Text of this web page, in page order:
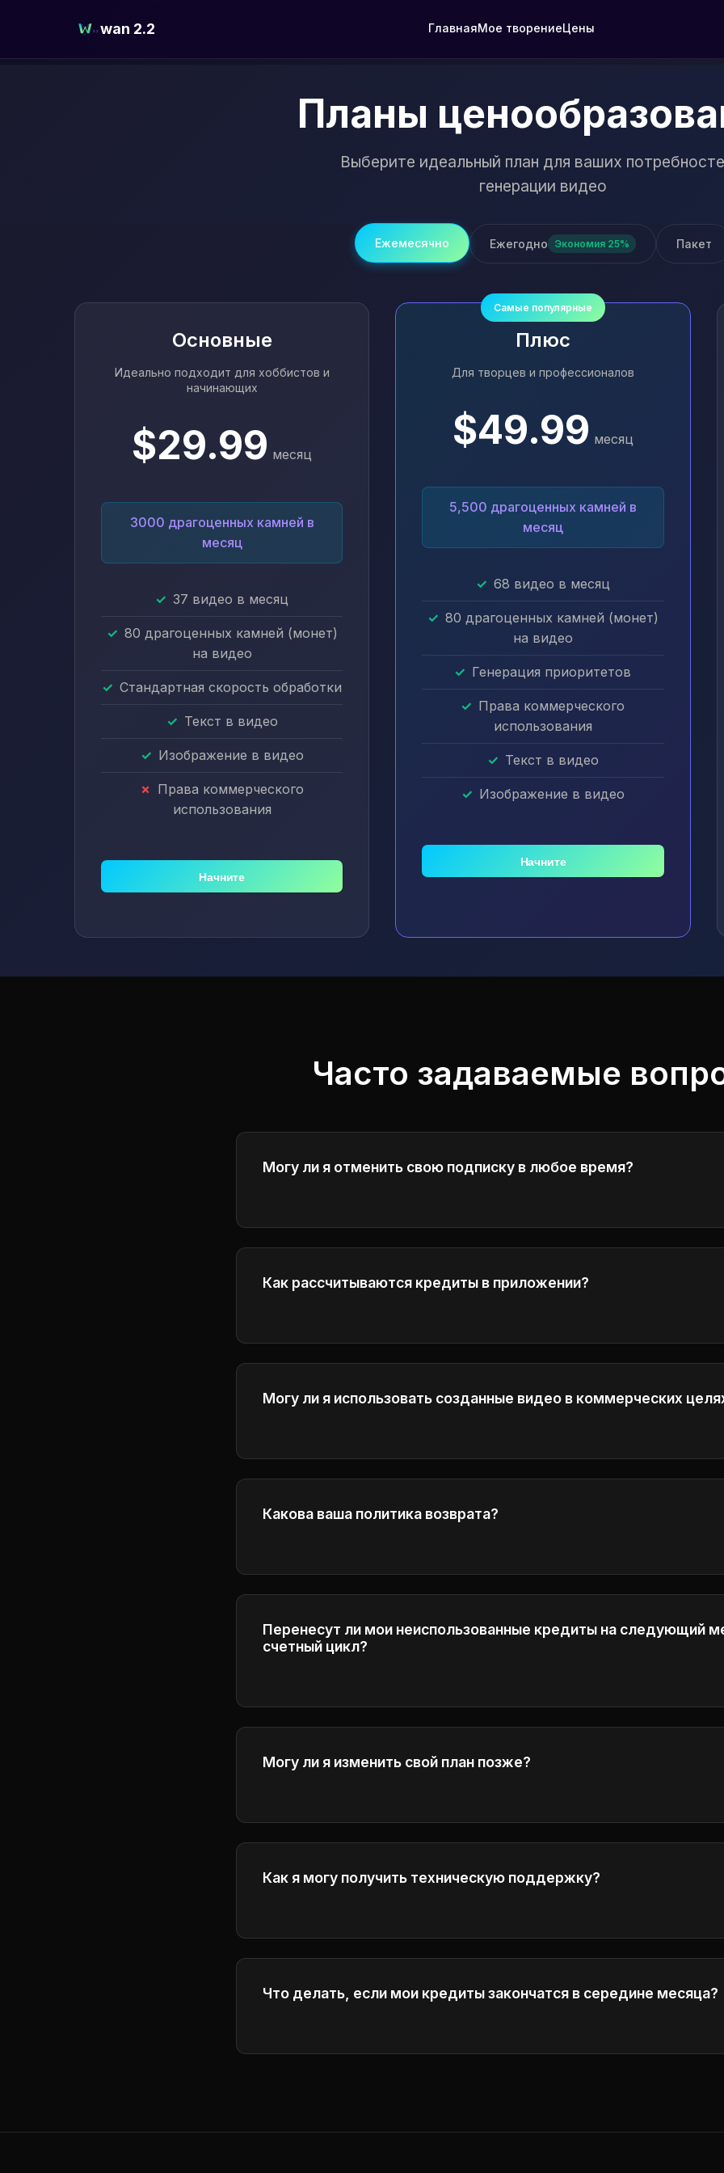
wan 2.2 ГлавнаяМое творениеЦены
Планы
Выберите идеальный план для ваших
генерации видео
Ежемесячно Ежегодно Экономия 25% Пакет
Основные
Идеально подходит для хоббистов и
начинающих
$29.99 месяц
3000 драгоценных камней в
месяц
37 видео в месяц
80 драгоценных камней (монет)
на видео
Стандартная скорость обработки
Текст в видео
Изображение в видео
Права коммерческого
использования
Начните
Самые популярные
Плюс
Для творцев и профессионалов
$49.99 месяц
5,500 драгоценных камней в
месяц
68 видео в месяц
80 драгоценных камней (монет)
на видео
Генерация приоритетов
Права коммерческого
использования
Текст в видео
Изображение в видео
Начните
Часто задаваемые
Могу ли я отменить свою подписку в любое время?
Как рассчитываются кредиты в приложении?
Могу ли я использовать созданные видео в коммерческих
Какова ваша политика возврата?
Перенесут ли мои неиспользованные кредиты на следующий
счетный цикл?
Могу ли я изменить свой план позже?
Как я могу получить техническую поддержку?
Что делать, если мои кредиты закончатся в середине месяца?